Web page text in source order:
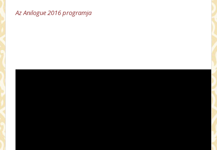
Az Anilogue 2016 programja